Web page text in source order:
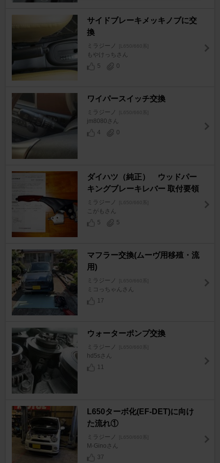
サイドブレーキメッキノブに交
換
ミラジーノ [L650/660系]
もやけっちさん
5
0
ワイパースイッチ交換
ミラジーノ [L650/660系]
jm8080さん
4
0
ダイハツ（純正） ウッドパー
キングブレーキレバー 取付要領
ミラジーノ [L650/660系]
こがもさん
5
5
マフラー交換(ムーヴ用移殖・流
用)
ミラジーノ [L650/660系]
ミコっちゃんさん
17
ウォーターポンプ交換
ミラジーノ [L650/660系]
hd5sさん
11
L650ターボ化(EF-DET)に向け
た流れ①
ミラジーノ [L650/660系]
M-Ginoさん
37